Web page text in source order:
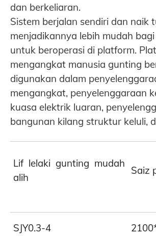
dan berkeliaran.
Sistem berjalan sendiri dan naik
menjadikannya lebih mudah
untuk beroperasi di platform.
mengangkat manusia gunting
digunakan dalam
mengangkat, penyelenggaraan
kuasa elektrik luaran,
bangunan kilang struktur keluli,
Lif lelaki gunting mudah
alih
Saiz
SJY0.3-4